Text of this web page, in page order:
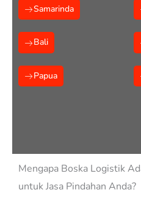
Samarinda
Bali
Papua
Mengapa Boska Logistik
untuk Jasa Pindahan Anda?